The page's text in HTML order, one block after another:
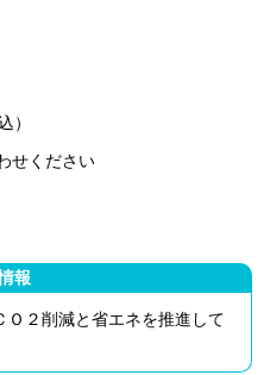
）
せください
報
Ｏ２削減と省エネを推進して